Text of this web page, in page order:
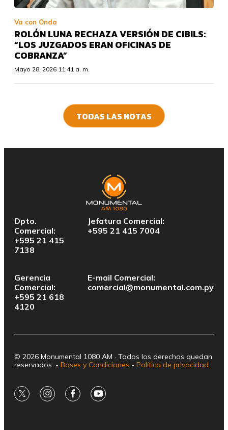
Va con Onda
ROLÓN LUNA RECHAZA VERSIÓN DE CIBILS:
“LOS JUZGADOS ERAN OFICINAS DE
COBRANZA”
Mayo 28, 2026 11:41 a. m.
TODAS LAS NOTAS
Dpto.
Comercial:
+595 21 415
7138
Jefatura Comercial:
+595 21 415 7004
Gerencia
Comercial:
+595 21 618
4120
E-mail Comercial:
comercial@monumental.com.py
© 2026 Monumental 1080 AM · Todos los derechos quedan
reservados. - Bases y Condiciones - Política de privacidad
twitterinstagram
facebookyoutube